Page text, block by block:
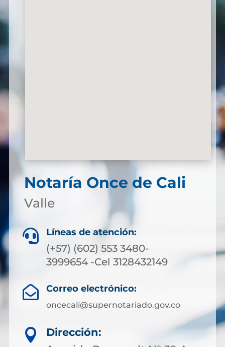
Notaría Once de Cali
Valle
 Líneas de atención:
(+57) (602) 553 3480-
3999654 -Cel 3128432149
 Correo electrónico:
oncecali@supernotariado.gov.co

Dirección: